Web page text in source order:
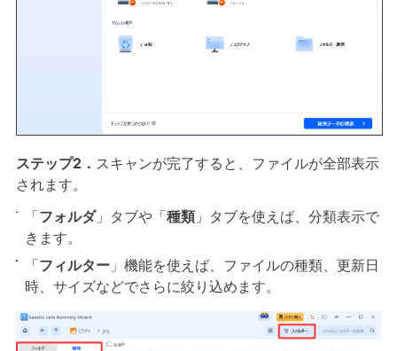
ステップ2． スキャンが完了すると、ファイルが全部表示
されます。
「フォルダ」タブや「種類」タブを使えば、分類表示で
きます。
「フィルター」機能を使えば、ファイルの種類、更新日
時、サイズなどでさらに絞り込めます。